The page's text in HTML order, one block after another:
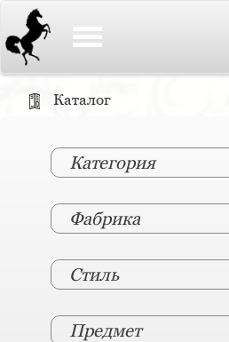
Каталог
Категория
Фабрика
Стиль
Предмет